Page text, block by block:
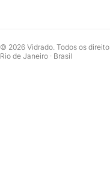
© 2026 Vidrado. Todos os
Rio de Janeiro · Brasil